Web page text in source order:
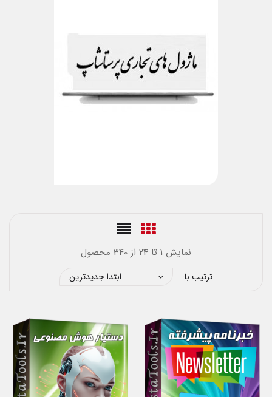
نمایش 1 تا 24 از 340 محصول
ترتیب با: ابتدا جدیدترین